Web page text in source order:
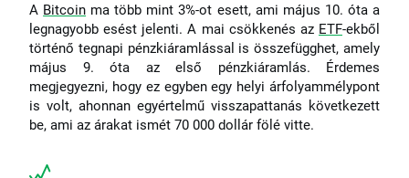
A Bitcoin ma több mint 3%-ot esett, ami május 10. óta a
legnagyobb esést jelenti. A mai csökkenés az ETF-ekből
történő tegnapi pénzkiáramlással is összefügghet, amely
május 9. óta az első pénzkiáramlás. Érdemes
megjegyezni, hogy ez egyben egy helyi árfolyammélypont
is volt, ahonnan egyértelmű visszapattanás következett
be, ami az árakat ismét 70 000 dollár fölé vitte.